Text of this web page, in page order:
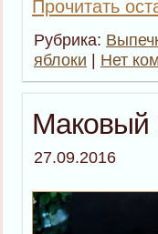
Прочитать
Рубрика:
яблоки | Нет
Маковый
27.09.2016